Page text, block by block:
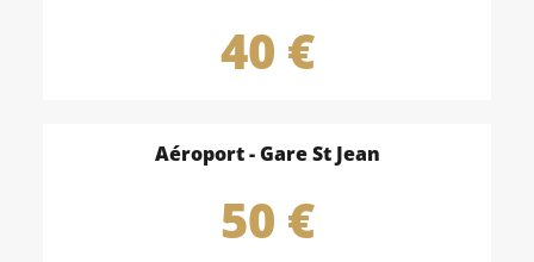
40 €
Aéroport - Gare St Jean
50 €